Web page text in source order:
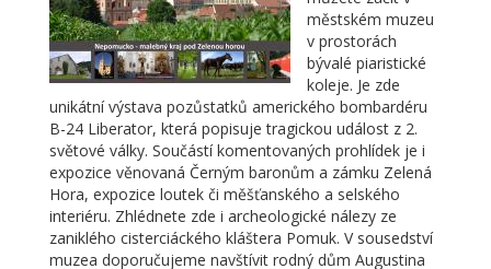
městském muzeu
v prostorách
bývalé piaristické
koleje. Je zde
unikátní výstava pozůstatků amerického bombardéru
B-24 Liberator, která popisuje tragickou událost z 2.
světové války. Součástí komentovaných prohlídek je i
expozice věnovaná Černým baronům a zámku Zelená
Hora, expozice loutek či měšťanského a selského
interiéru. Zhlédnete zde i archeologické nálezy ze
zaniklého cisterciáckého kláštera Pomuk. V sousedství
muzea doporučujeme navštívit rodný dům Augustina